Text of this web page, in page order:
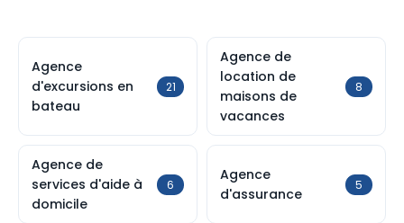
Agence
d'excursions en
bateau
21
Agence de
location de
maisons de
vacances
8
Agence de
services d'aide à
domicile
6
Agence
d'assurance
5